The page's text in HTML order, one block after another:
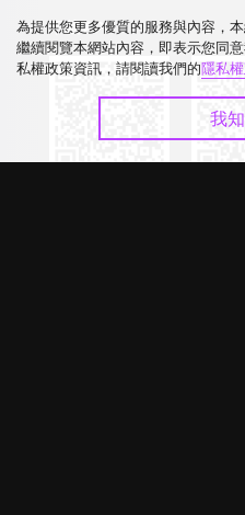
下載 APP
為提供您更多優質的服務與內容，
繼續閱覽本網站內容，即表示您同
私權政策資訊，請閱讀我們的隱私
我